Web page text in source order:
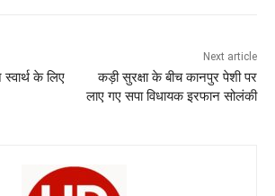
m
er
के लिए
Next article
कड़ी सुरक्षा के बीच कानपुर पेशी पर
लाए गए सपा विधायक इरफान सोलंकी